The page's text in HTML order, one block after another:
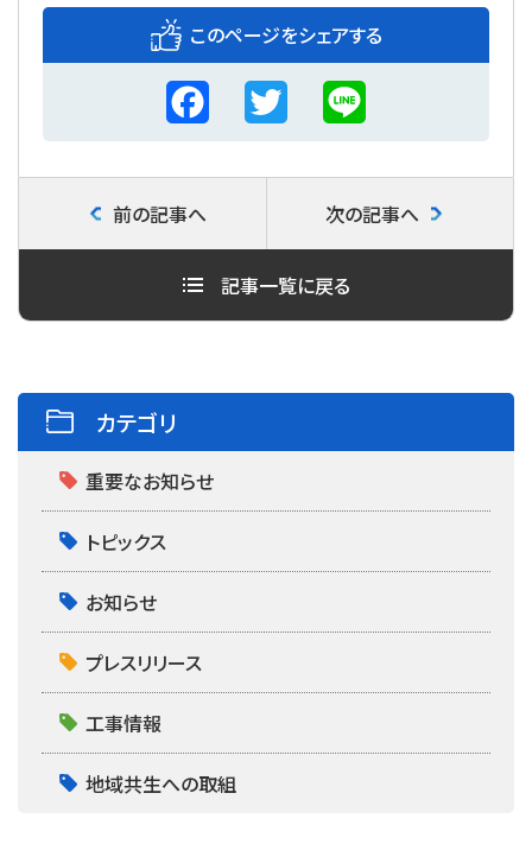
このページをシェアする
F
a
c
e
o
k
T
w
i
t
e
L
i
n
e
前の記事へ
記事一覧に戻る
次の記事へ
カテゴリ
重要なお知らせ
トピックス
お知らせ
プレスリリース
工事情報
地域共生への取組